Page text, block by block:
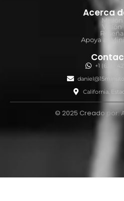
Acerca
Misión
Visión
Reseña
Apoya al
+1 (626)
California,
© 2025 Creado por: